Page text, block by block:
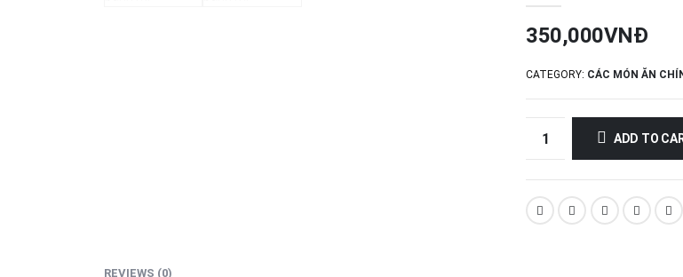
350,000VNĐ
CATEGORY: CÁC MÓN ĂN
ADD TO
REVIEWS (0)